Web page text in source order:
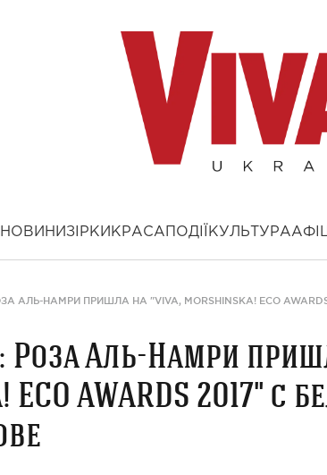
НОВИНИ ЗІРКИ КРАСА ПОДІЇ КУЛЬТУРА
АЛЬ-НАМРИ ПРИШЛА НА "VIVA, MORSHINSKA! ECO
Роза Аль-Намри
AWARDS 2017" с